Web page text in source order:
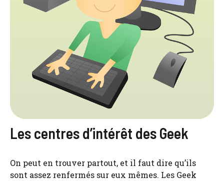
Les centres d’intérêt des Geek
On peut en trouver partout, et il faut dire qu’ils
sont assez renfermés sur eux mêmes. Les Geek